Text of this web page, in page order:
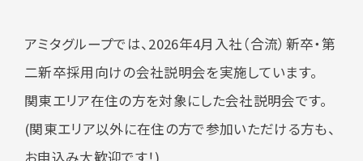
アミタグループでは、 2026年4月入社（合流） 新卒・第
二新卒採用向けの会社説明会を実施しています。
関東エリア在住の方を対象にした会社説明会です。
(関東エリア以外に在住の方で参加いただける方も、
お申込み大歓迎です！)